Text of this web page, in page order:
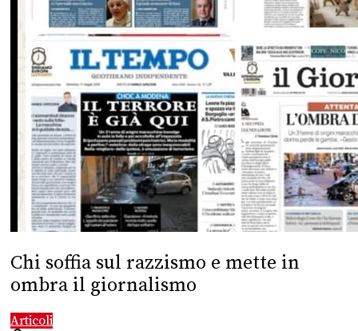
Chi soffia sul razzismo e mette in
ombra il giornalismo
Articoli